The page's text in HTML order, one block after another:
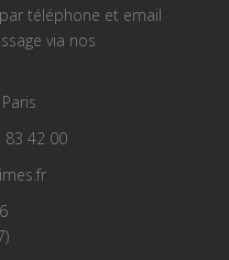
téléphone et email
via nos
83 42 00